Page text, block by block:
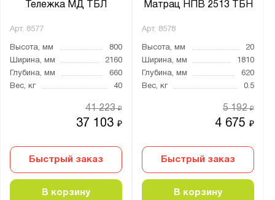
Тележка МД ТБЛ
Арт. 8577
Высота, мм
800
Ширина, мм
2160
Глубина, мм
660
Вес, кг
40
37 103₽
41 223₽
Быстрый заказ
В корзину
Матрац НПВ 2513 ТБН
Арт. 8578
Высота, мм
20
Ширина, мм
1810
Глубина, мм
620
Вес, кг
0.5
4 675₽
5 192₽
Быстрый заказ
В корзину